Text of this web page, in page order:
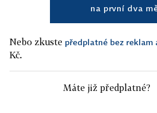
na první dva
Nebo zkuste předplatné bez
Kč.
Máte již předplatné?